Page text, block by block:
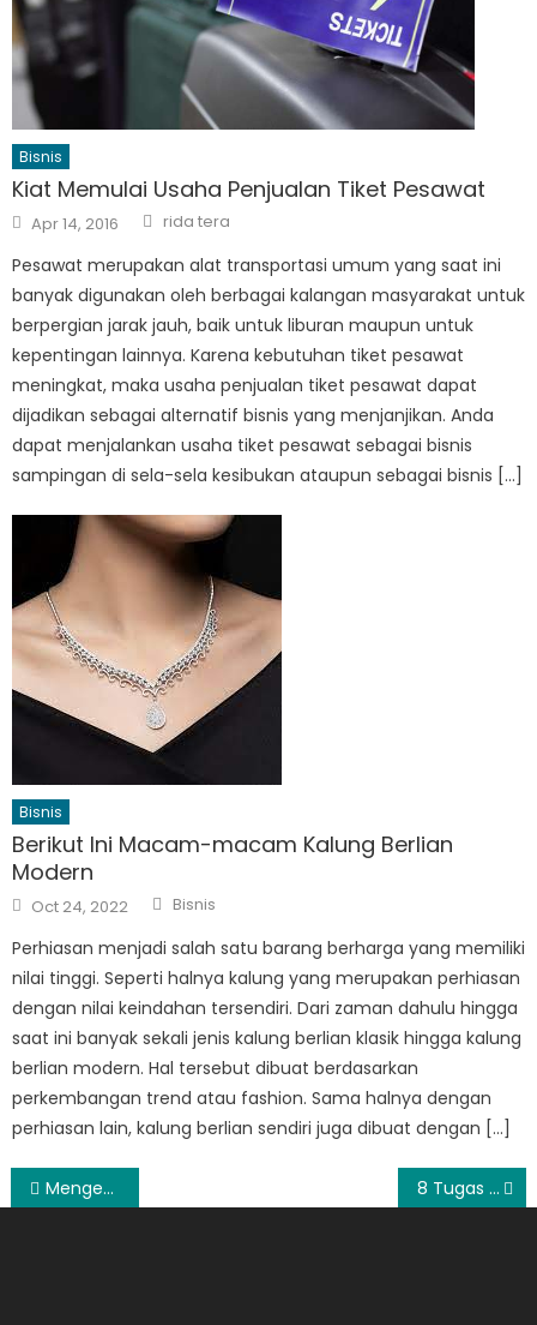
Bisnis
Kiat Memulai Usaha Penjualan Tiket Pesawat
Posted
on
Apr 14, 2016 Author
rida tera
Pesawat merupakan alat transportasi umum yang saat ini
banyak digunakan oleh berbagai kalangan masyarakat untuk
berpergian jarak jauh, baik untuk liburan maupun untuk
kepentingan lainnya. Karena kebutuhan tiket pesawat
meningkat, maka usaha penjualan tiket pesawat dapat
dijadikan sebagai alternatif bisnis yang menjanjikan. Anda
dapat menjalankan usaha tiket pesawat sebagai bisnis
sampingan di sela-sela kesibukan ataupun sebagai bisnis […]
Bisnis
Berikut Ini Macam-macam Kalung Berlian
Modern
Posted
on
Oct 24, 2022 Author
Bisnis
Perhiasan menjadi salah satu barang berharga yang memiliki
nilai tinggi. Seperti halnya kalung yang merupakan perhiasan
dengan nilai keindahan tersendiri. Dari zaman dahulu hingga
saat ini banyak sekali jenis kalung berlian klasik hingga kalung
berlian modern. Hal tersebut dibuat berdasarkan
perkembangan trend atau fashion. Sama halnya dengan
perhiasan lain, kalung berlian sendiri juga dibuat dengan […]
Post
Mengenal 7 Jenis Logam untuk Cincin Berlian Pria, Mana yang Terbaik? 8 Tugas dan Fungsi Inti dari Digital Agency Jakarta